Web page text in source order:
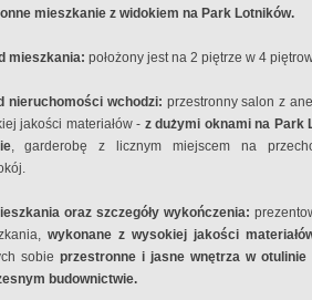
mieszkanie z widokiem na Park Lotników.
mieszkania: położony jest na 2 piętrze w 4
nieruchomości wchodzi: przestronny salon z
jakości materiałów - z dużymi oknami na Park
, garderobę z licznym miejscem na
oraz szczegóły wykończenia:
wykonane z wysokiej jakości
sobie przestronne i jasne wnętrza w otulinie
budownictwie.